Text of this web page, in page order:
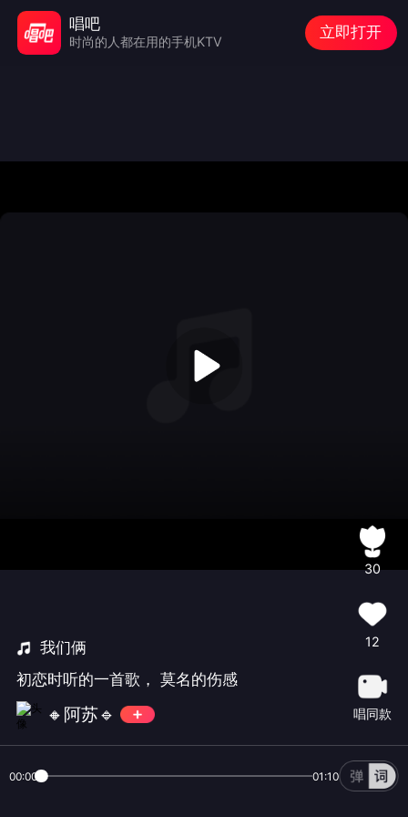
我们俩
初恋时听的一首歌， 莫名的伤感
🔸阿苏🔹
30
12
唱同款
00:00 01:10
唱吧
时尚的人都在用的手机KTV
立即打开